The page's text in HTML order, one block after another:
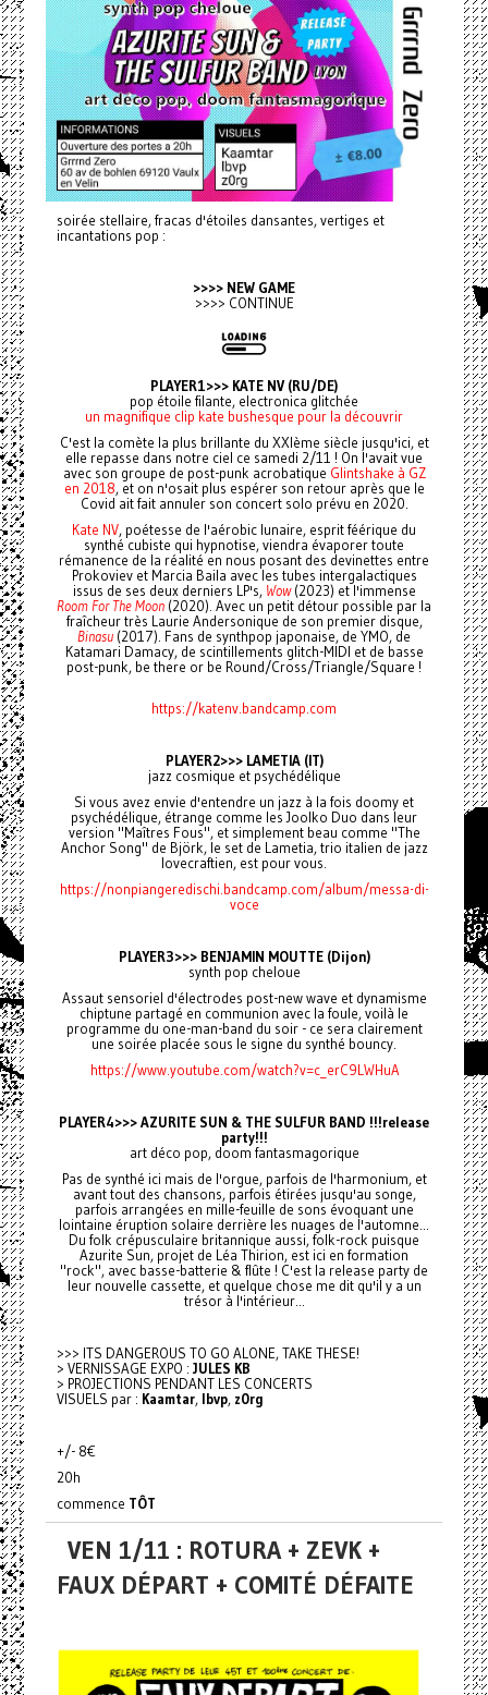
soirée stellaire, fracas d'étoiles dansantes, vertiges et
incantations pop :
>>>> NEW GAME
>>>> CONTINUE
PLAYER1>>> KATE NV (RU/DE)
pop étoile filante, electronica glitchée
un magnifique clip kate bushesque pour la découvrir
C'est la comète la plus brillante du XXIème siècle jusqu'ici, et
elle repasse dans notre ciel ce samedi 2/11 ! On l'avait vue
avec son groupe de post-punk acrobatique Glintshake à GZ
en 2018, et on n'osait plus espérer son retour après que le
Covid ait fait annuler son concert solo prévu en 2020.
Kate NV, poétesse de l'aérobic lunaire, esprit féérique du
synthé cubiste qui hypnotise, viendra évaporer toute
rémanence de la réalité en nous posant des devinettes entre
Prokoviev et Marcia Baila avec les tubes intergalactiques
issus de ses deux derniers LP's, Wow (2023) et l'immense
Room For The Moon (2020). Avec un petit détour possible par la
fraîcheur très Laurie Andersonique de son premier disque,
Binasu (2017). Fans de synthpop japonaise, de YMO, de
Katamari Damacy, de scintillements glitch-MIDI et de basse
post-punk, be there or be Round/Cross/Triangle/Square !
https://katenv.bandcamp.com
PLAYER2>>> LAMETIA (IT)
jazz cosmique et psychédélique
Si vous avez envie d'entendre un jazz à la fois doomy et
psychédélique, étrange comme les Joolko Duo dans leur
version "Maîtres Fous", et simplement beau comme "The
Anchor Song" de Björk, le set de Lametia, trio italien de jazz
lovecraftien, est pour vous.
https://nonpiangeredischi.bandcamp.com/album/messa-di-
voce
PLAYER3>>> BENJAMIN MOUTTE (Dijon)
synth pop cheloue
Assaut sensoriel d'électrodes post-new wave et dynamisme
chiptune partagé en communion avec la foule, voilà le
programme du one-man-band du soir - ce sera clairement
une soirée placée sous le signe du synthé bouncy.
https://www.youtube.com/watch?v=c_erC9LWHuA
PLAYER4>>> AZURITE SUN & THE SULFUR BAND !!!release
party!!!
art déco pop, doom fantasmagorique
Pas de synthé ici mais de l'orgue, parfois de l'harmonium, et
avant tout des chansons, parfois étirées jusqu'au songe,
parfois arrangées en mille-feuille de sons évoquant une
lointaine éruption solaire derrière les nuages de l'automne...
Du folk crépusculaire britannique aussi, folk-rock puisque
Azurite Sun, projet de Léa Thirion, est ici en formation
"rock", avec basse-batterie & flûte ! C'est la release party de
leur nouvelle cassette, et quelque chose me dit qu'il y a un
trésor à l'intérieur...
>>> ITS DANGEROUS TO GO ALONE, TAKE THESE!
> VERNISSAGE EXPO : JULES KB
> PROJECTIONS PENDANT LES CONCERTS
VISUELS par : Kaamtar,lbvp,z0rg
+/- 8€
20h
commence TÔT
VEN 1/11 : ROTURA + ZEVK +
FAUX DÉPART + COMITÉ DÉFAITE